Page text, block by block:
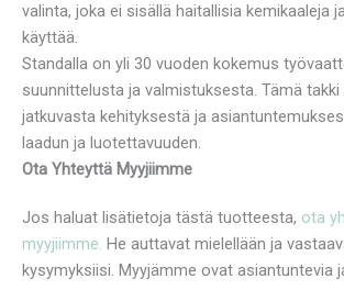
valinta, joka ei sisällä haitallisia kemikaaleja
käyttää.
Standalla on yli 30 vuoden kokemus
suunnittelusta ja valmistuksesta. Tämä
jatkuvasta kehityksestä ja
laadun ja luotettavuuden.
Ota Yhteyttä Myyjiimme
Jos haluat lisätietoja tästä tuotteesta, ota
myyjiimme. He auttavat mielellään ja
kysymyksiisi. Myyjämme ovat asiantuntevia